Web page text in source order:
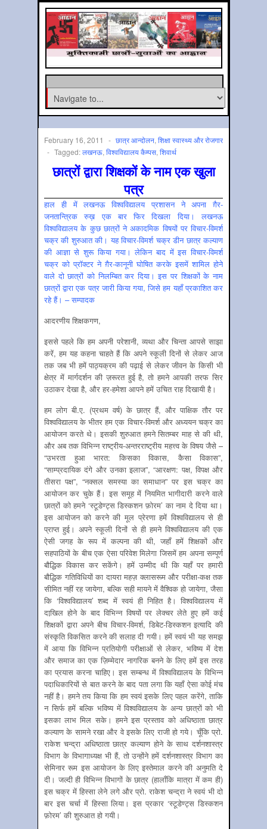
February 16, 2011 - छात्र आन्‍दोलन, शिक्षा स्‍वास्‍थ्य और रोजगार
- Tagged:लखनऊ, विश्‍वविद्यालय कैम्‍पस, शिवार्थ
छात्रों द्वारा शिक्षकों के नाम एक खुला
पत्र
हाल ही में लखनऊ विश्वविद्यालय प्रशासन ने अपना ग़ैर-
जनतान्त्रिक रुख़ एक बार फिर दिखला दिया। लखनऊ
विश्वविद्यालय के कुछ छात्रों ने अकादमिक विषयों पर विचार-विमर्श
चक्र की शुरुआत की। यह विचार-विमर्श चक्र डीन छात्र कल्याण
की आज्ञा से शुरू किया गया। लेकिन बाद में इस विचार-विमर्श
चक्र को प्रॉक्टर ने ग़ैर-कानूनी घोषित करके इसमें शामिल होने
वाले दो छात्रों को निलम्बित कर दिया। इस पर शिक्षकों के नाम
छात्रों द्वारा एक पत्र जारी किया गया, जिसे हम यहाँ प्रकाशित कर
रहे हैं। – सम्पादक
आदरणीय शिक्षकगण,
इससे पहले कि हम अपनी परेशानी, व्यथा और चिन्ता आपसे साझा
करें, हम यह कहना चाहते हैं कि अपने स्कूली दिनों से लेकर आज
तक जब भी हमें पाठ्यक्रम की पढ़ाई से लेकर जीवन के किसी भी
क्षेत्र में मार्गदर्शन की ज़रूरत हुई है, तो हमने आपकी तरफ सिर
उठाकर देखा है, और हर-हमेशा आपने हमें उचित राह दिखायी है।
हम लोग बी.ए. (प्रथम वर्ष) के छात्र हैं, और पाक्षिक तौर पर
विश्वविद्यालय के भीतर हम एक विचार-विमर्श और अध्ययन चक्र का
आयोजन करते थे। इसकी शुरुआत हमने सितम्बर माह से की थी,
और अब तक विभिन्न राष्ट्रीय-अन्तरराष्ट्रीय महत्त्व के विषय जैसे –
“उभरता हुआ भारत: किसका विकास, कैसा विकास”,
“साम्प्रदायिक दंगे और उनका इलाज”, “आरक्षण: पक्ष, विपक्ष और
तीसरा पक्ष”, “नक्सल समस्या का समाधान” पर इस चक्र का
आयोजन कर चुके हैं। इस समूह में नियमित भागीदारी करने वाले
छात्रों को हमने ‘स्टूडेण्ट्स डिस्कशन फ़ोरम’ का नाम दे दिया था।
इस आयोजन को करने की मूल प्रेरणा हमें विश्वविद्यालय से ही
प्राप्त हुई। अपने स्कूली दिनों से ही हमने विश्वविद्यालय की एक
ऐसी जगह के रूप में कल्पना की थी, जहाँ हमें शिक्षकों और
सहपाठियों के बीच एक ऐसा परिवेश मिलेगा जिसमें हम अपना सम्पूर्ण
बौद्धिक विकास कर सकेंगे। हमें उम्मीद थी कि यहाँ पर हमारी
बौद्धिक गतिविधियों का दायरा महज़ क्लासरूम और परीक्षा-कक्ष तक
सीमित नहीं रह जायेगा, बल्कि सही मायने में वैश्विक हो जायेगा, जैसा
कि ‘विश्वविद्यालय’ शब्द में स्वयं ही निहित है। विश्वविद्यालय में
दाखि़ल होने के बाद विभिन्न विषयों पर लेक्चर लेते हुए हमें कई
शिक्षकों द्वारा अपने बीच विचार-विमर्श, डिबेट-डिस्कशन इत्यादि की
संस्कृति विकसित करने की सलाह दी गयी। हमें स्वयं भी यह समझ
में आया कि विभिन्न प्रतियोगी परीक्षाओं से लेकर, भविष्य में देश
और समाज का एक ज़िम्मेदार नागरिक बनने के लिए हमें इस तरह
का प्रयास करना चाहिए। इस सम्बन्ध में विश्वविद्यालय के विभिन्न
पदाधिकारियों से बात करने के बाद पता लगा कि यहाँ ऐसा कोई मंच
नहीं है। हमने तय किया कि हम स्वयं इसके लिए पहल करेंगे, ताकि
न सिर्फ हमें बल्कि भविष्य में विश्वविद्यालय के अन्य छात्रों को भी
इसका लाभ मिल सके। हमने इस प्रस्ताव को अधिष्ठाता छात्र
कल्याण के सामने रखा और वे इसके लिए राजी हो गये। चूँकि प्रो.
राकेश चन्द्रा अधिष्ठाता छात्र कल्याण होने के साथ दर्शनशास्त्र
विभाग के विभागाध्यक्ष भी हैं, तो उन्होंने हमें दर्शनशास्त्र विभाग का
सेमिनार रूम इस आयोजन के लिए इस्तेमाल करने की अनुमति दे
दी। जल्दी ही विभिन्न विभागों के छात्र (हालाँकि मात्रा में कम ही)
इस चक्र में हिस्सा लेने लगे और प्रो. राकेश चन्द्रा ने स्वयं भी दो
बार इस चर्चा में हिस्सा लिया। इस प्रकार ‘स्टूडेण्ट्स डिस्कशन
फ़ोरम’ की शुरुआत हो गयी।